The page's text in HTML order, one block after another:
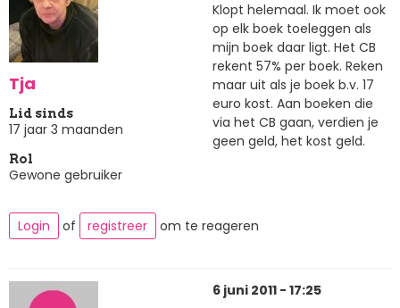
Tja
Lid sinds
17 jaar 3 maanden
Rol
Gewone gebruiker
Klopt helemaal. Ik moet ook
op elk boek toeleggen als
mijn boek daar ligt. Het CB
rekent 57% per boek. Reken
maar uit als je boek b.v. 17
euro kost. Aan boeken die
via het CB gaan, verdien je
geen geld, het kost geld.
Login of registreer om te reageren
6 juni 2011 - 17:25